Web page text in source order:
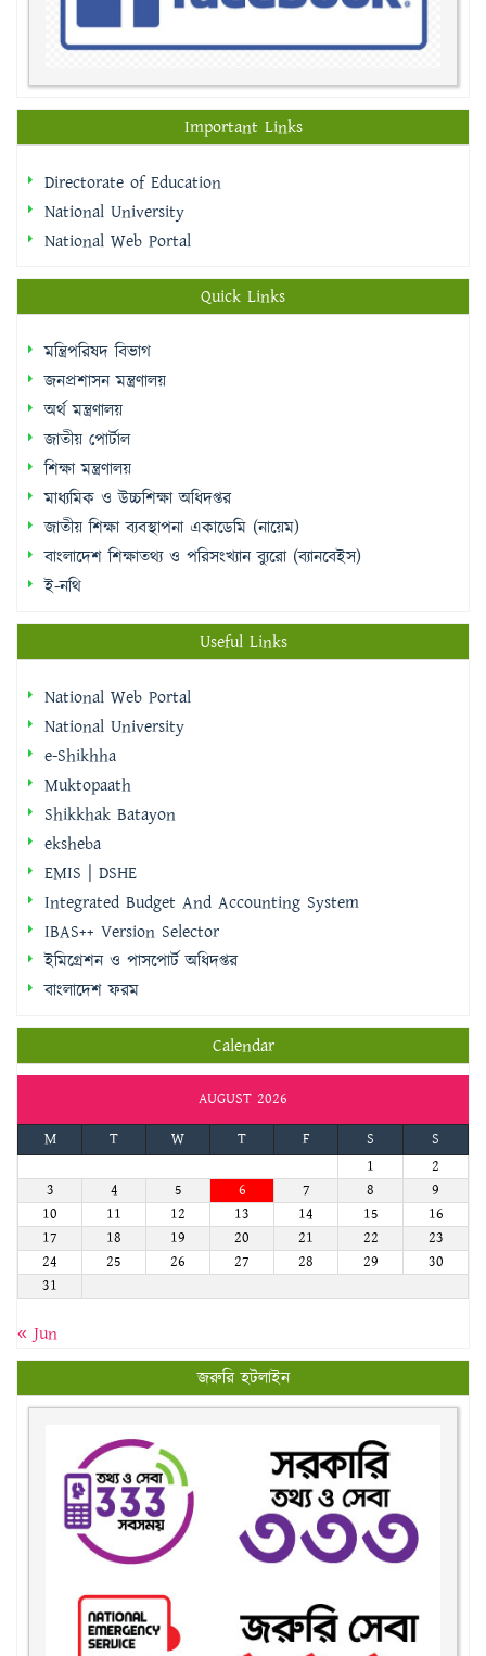
Important Links
Directorate of Education
National University
National Web Portal
Quick Links
মন্ত্রিপরিষদ বিভাগ
জনপ্রশাসন মন্ত্রণালয়
অর্থ মন্ত্রণালয়
জাতীয় পোর্টাল
শিক্ষা মন্ত্রণালয়
মাধ্যমিক ও উচ্চশিক্ষা অধিদপ্তর
জাতীয় শিক্ষা ব্যবস্থাপনা একাডেমি (নায়েম)
বাংলাদেশ শিক্ষাতথ্য ও পরিসংখ্যান ব্যুরো (ব্যানবেইস)
ই-নথি
Useful Links
National Web Portal
National University
e-Shikhha
Muktopaath
Shikkhak Batayon
eksheba
EMIS | DSHE
Integrated Budget And Accounting System
IBAS++ Version Selector
ইমিগ্রেশন ও পাসপোর্ট অধিদপ্তর
বাংলাদেশ ফরম
Calendar
AUGUST 2026
M
T W T F S
S
1
2
3
4 5 6 7 8
9
10
11 12 13 14 15
16
17
18 19 20 21 22
23
24
25 26 27 28 29
30
31
« Jun
জরুরি হটলাইন